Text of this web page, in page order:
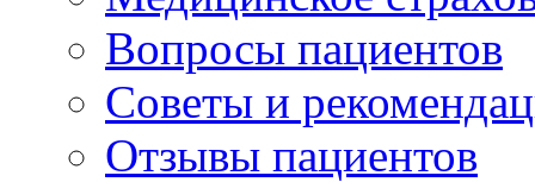
Вопросы пациентов
Советы и
Отзывы пациентов